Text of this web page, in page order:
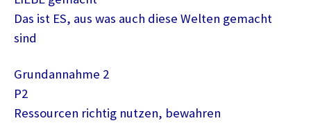
Das ist ES, aus was auch diese Welten gemacht
sind
Grundannahme 2
P2
Ressourcen richtig nutzen, bewahren